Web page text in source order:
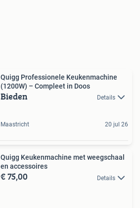
Quigg Professionele Keukenmachine
(1200W) – Compleet in Doos
Bieden Details
Maastricht 20 jul 26
Quigg Keukenmachine met weegschaal
en accessoires
€ 75,00 Details